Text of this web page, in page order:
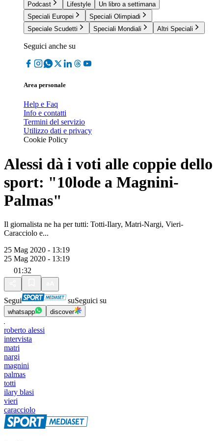
Podcast
Lifestyle
Un libro a settimana
Speciali Europei
Speciali Olimpiadi
Speciale Scudetti
Speciali Mondiali Altri Speciali
Seguici anche su
Area personale
Help e Faq
Info e contatti
Termini del servizio
Utilizzo dati e privacy
Cookie Policy
Alessi dà i voti alle coppie dello
sport: "10lode a Magnini-
Palmas"
Il giornalista ne ha per tutti: Totti-Ilary, Matri-Nargi, Vieri-
Caracciolo e...
25 Mag 2020 - 13:19
25 Mag 2020 - 13:19
01:32
Segui suSeguici su
whatsapp discover
roberto alessi
intervista
matri
nargi
magnini
palmas
totti
ilary blasi
vieri
caracciolo